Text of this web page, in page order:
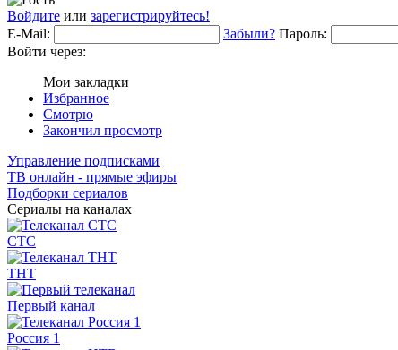
Войдите или зарегистрируйтесь!
E-Mail:
Забыли? Пароль:
Войти через:
Мои закладки
Избранное
Смотрю
Закончил просмотр
Управление подписками
ТВ онлайн - прямые эфиры
Подборки сериалов
Сериалы на каналах
СТС
ТНТ
Первый канал
Россия 1